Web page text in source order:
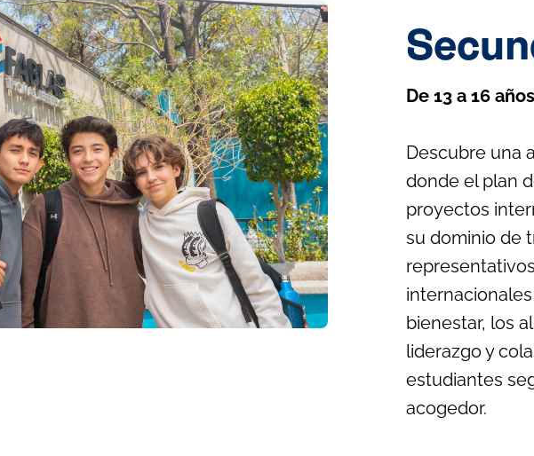
De 13 a 16
Descubre una
donde el plan
proyectos
su dominio de
bienestar, los
liderazgo y
estudiantes
acogedor.